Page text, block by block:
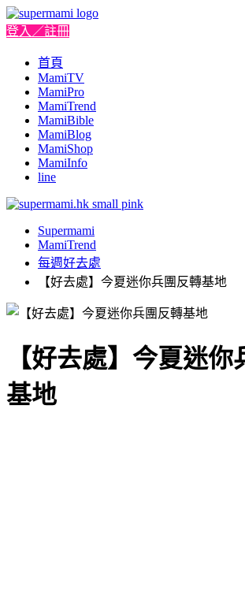
登入／註冊
首頁
MamiTV
MamiPro
MamiTrend
MamiBible
MamiBlog
MamiShop
MamiInfo
line
Supermami
MamiTrend
每週好去處
【好去處】今夏迷你兵團反轉基地
【好去處】今夏迷你
基地